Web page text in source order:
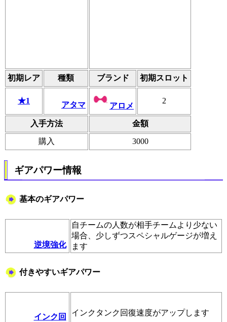
初期レア 種類 ブランド 初期スロット
★1 アタマ アロメ
2
入手方法 金額
購入 3000
ギアパワー情報
基本のギアパワー
逆境強化
自チームの人数が相手チームより少ない
場合、少しずつスペシャルゲージが増え
ます
付きやすいギアパワー
インク回
インクタンク回復速度がアップします